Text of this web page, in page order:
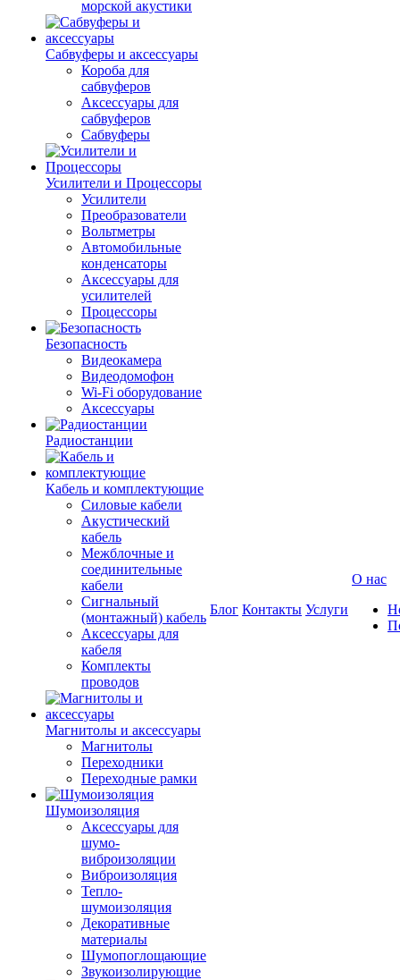
морской акустики
Сабвуферы и аксессуары
Короба для
сабвуферов
Аксессуары для
сабвуферов
Сабвуферы
Усилители и Процессоры
Усилители
Преобразователи
Вольтметры
Автомобильные
конденсаторы
Аксессуары для
усилителей
Процессоры
Безопасность
Видеокамера
Видеодомофон
Wi-Fi оборудование
Аксессуары
Радиостанции
Кабель и комплектующие
Силовые кабели
Акустический
кабель
Межблочные и
соединительные
кабели
Сигнальный
(монтажный) кабель
Аксессуары для
кабеля
Комплекты
проводов
Магнитолы и аксессуары
Магнитолы
Переходники
Переходные рамки
Шумоизоляция
Аксессуары для
шумо-
виброизоляции
Виброизоляция
Тепло-
шумоизоляция
Декоративные
материалы
Шумопоглощающие
Звукоизолирующие
Блог Контакты Услуги
О нас